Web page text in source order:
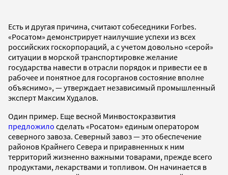
Есть и другая причина, считают собеседники Forbes.
«Росатом» демонстрирует наилучшие успехи из всех
российских госкорпораций, а с учетом довольно «серой»
ситуации в морской транспортировке желание
государства навести в отрасли порядок и привести ее в
рабочее и понятное для госорганов состояние вполне
объяснимо», — утверждает независимый промышленный
эксперт Максим Худалов.
Один пример. Еще весной Минвостокразвития
предложило сделать «Росатом» единым оператором
северного завоза. Северный завоз — это обеспечение
районов Крайнего Севера и приравненных к ним
территорий жизненно важными товарами, прежде всего
продуктами, лекарствами и топливом. Он начинается в